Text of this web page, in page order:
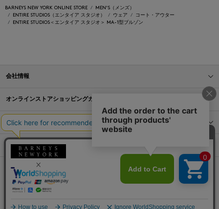
BARNEYS NEW YORK ONLINE STORE
MEN'S（メンズ）
ENTIRE STUDIOS（エンタイア スタジオ）
ウェア
コート・アウター
ENTIRE STUDIOS＜エンタイア スタジオ＞ MA-1型ブルゾン
会社情報
オンラインストアショッピングガイド
店舗情報
サービス
BLOG